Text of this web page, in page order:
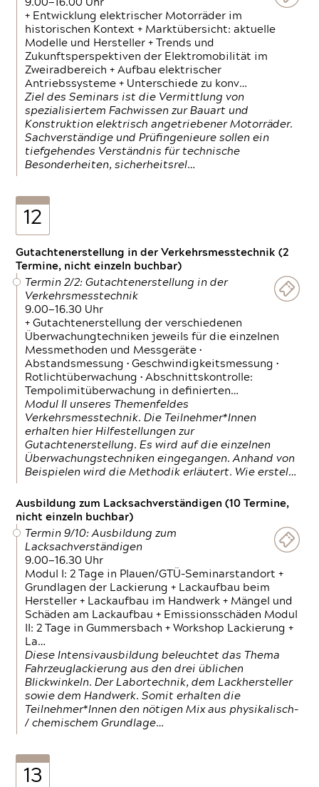
9.00—16.00 Uhr
+ Entwicklung elektrischer Motorräder im
historischen Kontext + Marktübersicht: aktuelle
Modelle und Hersteller + Trends und
Zukunftsperspektiven der Elektromobilität im
Zweiradbereich + Aufbau elektrischer
Antriebssysteme + Unterschiede zu konv…
Ziel des Seminars ist die Vermittlung von
spezialisiertem Fachwissen zur Bauart und
Konstruktion elektrisch angetriebener Motorräder.
Sachverständige und Prüfingenieure sollen ein
tiefgehendes Verständnis für technische
Besonderheiten, sicherheitsrel…
12
Gutachtenerstellung in der Verkehrsmesstechnik (2
Termine, nicht einzeln buchbar)
Termin 2/2: Gutachtenerstellung in der
Verkehrsmesstechnik
9.00—16.30 Uhr
+ Gutachtenerstellung der verschiedenen
Überwachungtechniken jeweils für die einzelnen
Messmethoden und Messgeräte •
Abstandsmessung • Geschwindigkeitsmessung •
Rotlichtüberwachung • Abschnittskontrolle:
Tempolimitüberwachung in definierten…
Modul II unseres Themenfeldes
Verkehrsmesstechnik. Die Teilnehmer*Innen
erhalten hier Hilfestellungen zur
Gutachtenerstellung. Es wird auf die einzelnen
Überwachungstechniken eingegangen. Anhand von
Beispielen wird die Methodik erläutert. Wie erstel…
Ausbildung zum Lacksachverständigen (10 Termine,
nicht einzeln buchbar)
Termin 9/10: Ausbildung zum
Lacksachverständigen
9.00—16.30 Uhr
Modul I: 2 Tage in Plauen/GTÜ-Seminarstandort +
Grundlagen der Lackierung + Lackaufbau beim
Hersteller + Lackaufbau im Handwerk + Mängel und
Schäden am Lackaufbau + Emissionsschäden Modul
II: 2 Tage in Gummersbach + Workshop Lackierung +
La…
Diese Intensivausbildung beleuchtet das Thema
Fahrzeuglackierung aus den drei üblichen
Blickwinkeln. Der Labortechnik, dem Lackhersteller
sowie dem Handwerk. Somit erhalten die
Teilnehmer*Innen den nötigen Mix aus physikalisch-
/ chemischem Grundlage…
13